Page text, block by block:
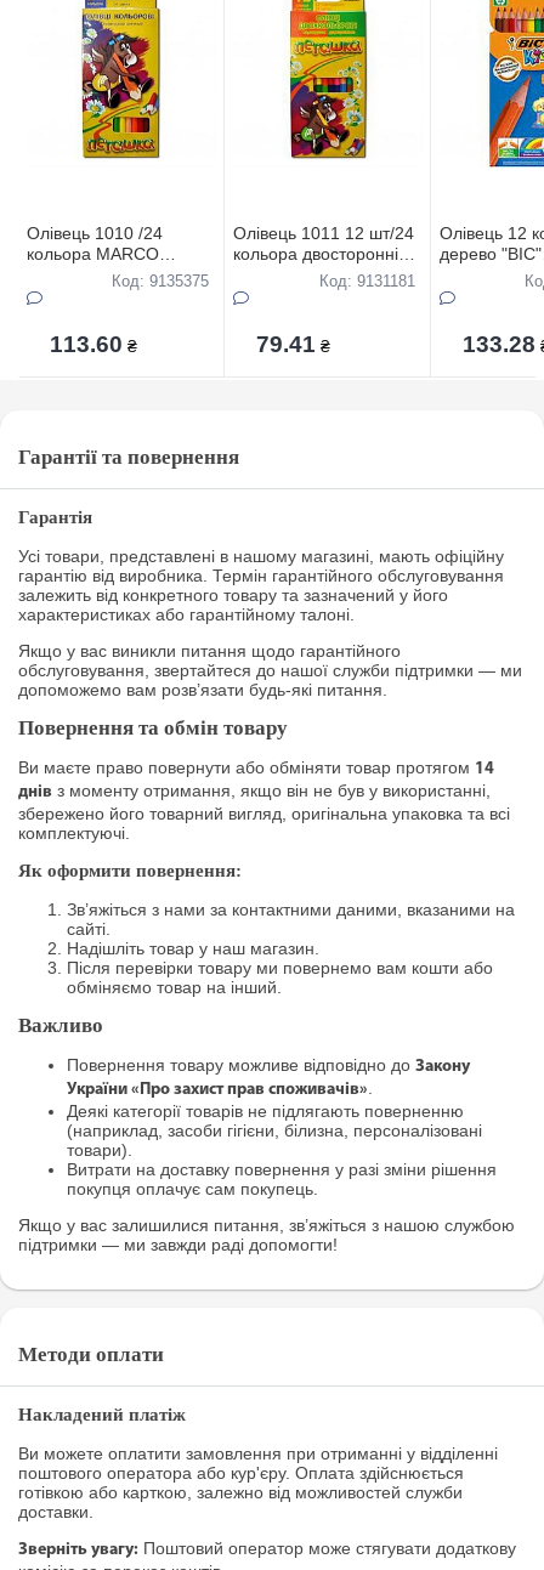
Олівець 1010 /24
кольора MARCO
Код: 9135375
113.60 ₴
Олівець 1011 12 шт/24
кольора двосторонній
Код: 9131181
79.41 ₴
Олівець 12
дерево "BIC"
133.28
Гарантії та повернення
Гарантія
Усі товари, представлені в нашому магазині, мають офіційну
гарантію від виробника. Термін гарантійного обслуговування
залежить від конкретного товару та зазначений у його
характеристиках або гарантійному талоні.
Якщо у вас виникли питання щодо гарантійного
обслуговування, звертайтеся до нашої служби підтримки — ми
допоможемо вам розв’язати будь-які питання.
Повернення та обмін товару
Ви маєте право повернути або обміняти товар протягом 14
днів з моменту отримання, якщо він не був у використанні,
збережено його товарний вигляд, оригінальна упаковка та всі
комплектуючі.
Як оформити повернення:
Зв’яжіться з нами за контактними даними, вказаними на
сайті.
Надішліть товар у наш магазин.
Після перевірки товару ми повернемо вам кошти або
обміняємо товар на інший.
Важливо
Повернення товару можливе відповідно до Закону
України «Про захист прав споживачів».
Деякі категорії товарів не підлягають поверненню
(наприклад, засоби гігієни, білизна, персоналізовані
товари).
Витрати на доставку повернення у разі зміни рішення
покупця оплачує сам покупець.
Якщо у вас залишилися питання, зв’яжіться з нашою службою
підтримки — ми завжди раді допомогти!
Методи оплати
Накладений платіж
Ви можете оплатити замовлення при отриманні у відділенні
поштового оператора або кур'єру. Оплата здійснюється
готівкою або карткою, залежно від можливостей служби
доставки.
Зверніть увагу: Поштовий оператор може стягувати додаткову